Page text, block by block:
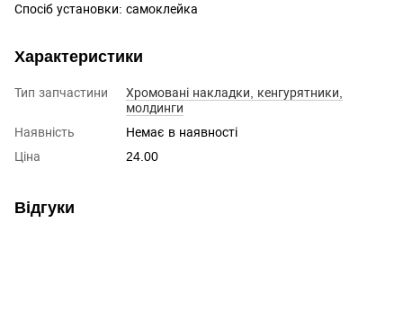
Спосіб установки: самоклейка
Характеристики
Тип запчастини
Хромовані накладки, кенгурятники,
молдинги
Наявність
Немає в наявності
Ціна
24.00
Відгуки